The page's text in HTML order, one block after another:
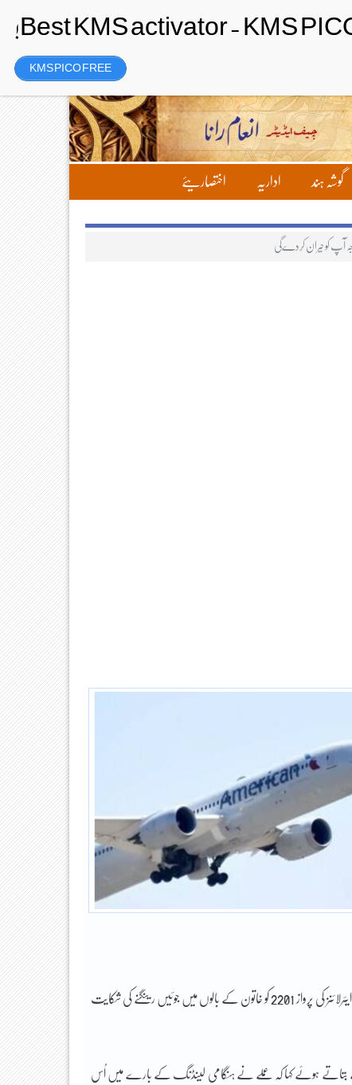
Friday، 7 August 2026ء رجسٹر
گوشہ ہند اداریہ اختصاریئے
آپ کو حیران کردےگی
غیر ملکی خبر رساں ادارے کی رپورٹ کے مطابق لاس اینجلس سے نیویارک جانے والی امریکن ایئرلائنز کی پرواز 2201 کو خاتون کے بالوں میں جوئیں رینگنے کی شکایت
بتاتے ہوئے کہا کہ عملے نے ہنگامی لینڈنگ کے بارے میں اُس
KMS PICO FREE